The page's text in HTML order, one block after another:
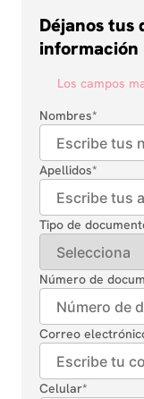
Déjanos tus
información
Los campos
Nombres*
Apellidos*
Tipo de
Número de
Correo
Celular*